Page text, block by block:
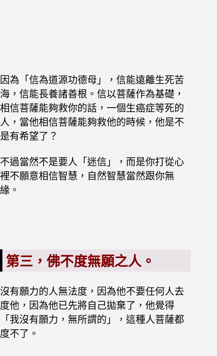
因為「信為道源功德母」，信能遠離生死苦
海，信能長養諸善根。信以菩薩作為基礎，
相信菩薩能夠救你的話，一個生癌症等死的
人，當他相信菩薩能夠救他的時候，他是不
是有希望了？
不過當然不是要人「迷信」，而是你打從心
裡不願意相信智慧，自然智慧當然跟你無
緣。
第三，佛不度無願之人。
沒有願力的人無法度，因為他不要任何人去
度他，因為他已先將自己拋棄了，他覺得
「我沒有願力，無所謂的」，這種人菩薩都
度不了。